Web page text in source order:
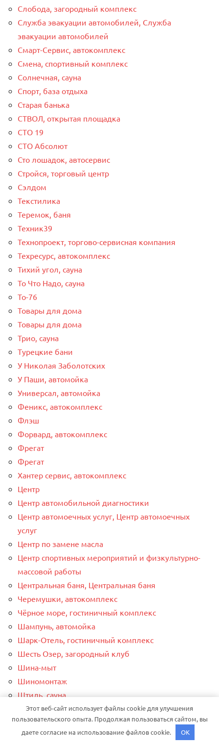
Слобода, загородный комплекс
Служба эвакуации автомобилей, Служба
эвакуации автомобилей
Смарт-Сервис, автокомплекс
Смена, спортивный комплекс
Солнечная, сауна
Спорт, база отдыха
Старая банька
СТВОЛ, открытая площадка
СТО 19
СТО Абсолют
Сто лошадок, автосервис
Стройся, торговый центр
Сэлдом
Текстилика
Теремок, баня
Техник39
Технопроект, торгово-сервисная компания
Техресурс, автокомплекс
Тихий угол, сауна
То Что Надо, сауна
То-76
Товары для дома
Товары для дома
Трио, сауна
Турецкие бани
У Николая Заболотских
У Паши, автомойка
Универсал, автомойка
Феникс, автокомплекс
Флэш
Форвард, автокомплекс
Фрегат
Фрегат
Хантер сервис, автокомплекс
Центр
Центр автомобильной диагностики
Центр автомоечных услуг, Центр автомоечных
услуг
Центр по замене масла
Центр спортивных мероприятий и физкультурно-
массовой работы
Центральная баня, Центральная баня
Черемушки, автокомплекс
Чёрное море, гостиничный комплекс
Шампунь, автомойка
Шарк-Отель, гостиничный комплекс
Шесть Озер, загородный клуб
Шина-мыт
Шиномонтаж
Штиль, сауна
Шышки, загородный экоклуб
Эдем, сауна
Эксклюзив, студия мебели
Этот веб-сайт использует файлы cookie для улучшения
пользовательского опыта. Продолжая пользоваться сайтом, вы
даете согласие на использование файлов cookie.
OK